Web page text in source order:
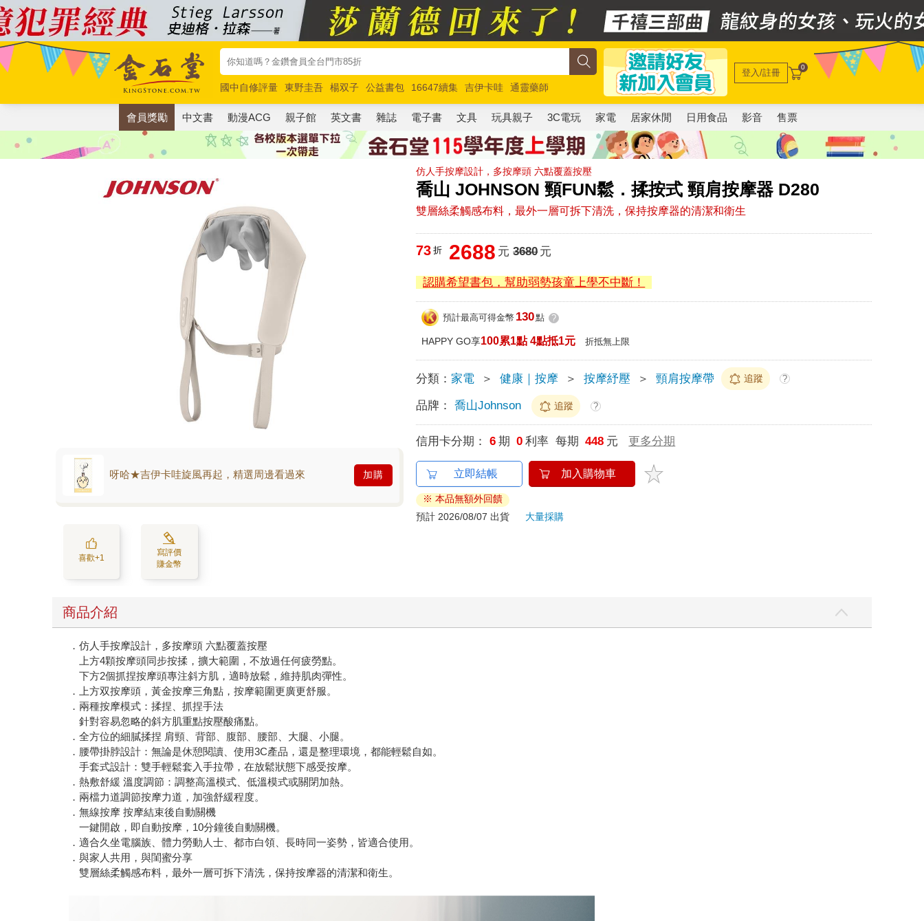
國中自修評量 東野圭吾 楊双子 公益書包 16647續集 吉伊卡哇
通靈藥師
唯紅花綻放
奧德賽 路邊攤新作 馬斯克 玩具總動員5 超慢跑
登入/註冊 0
會員獎勵 中文書 動漫ACG 親子館 英文書 雜誌 電子書 文具 玩具親子 3C電玩 家電 居家休閒 日用食品 影音 售票
仿人手按摩設計，多按摩頭 六點覆蓋按壓
喬山 JOHNSON 頸FUN鬆．揉按式 頸肩按摩器 D280
雙層絲柔觸感布料，最外一層可拆下清洗，保持按摩器的清潔和衛生
呀哈★吉伊卡哇旋風再起，精選周邊看過來 加購
喜歡+1
寫評價
賺金幣
73 折 2688 元 3680元
認購希望書包，幫助弱勢孩童上學不中斷！
預計最高可得金幣 130點 ?
HAPPY GO享100累1點 4點抵1元 折抵無上限
分類： 家電 ＞ 健康｜按摩 ＞ 按摩紓壓 ＞ 頸肩按摩帶 追蹤 ?
品牌： 喬山Johnson 追蹤 ?
信用卡分期： 6 期 0 利率 每期 448 元 更多分期
立即結帳 加入購物車
※ 本品無額外回饋
預計 2026/08/07 出貨
大量採購
商品介紹
．仿人手按摩設計，多按摩頭 六點覆蓋按壓
上方4顆按摩頭同步按揉，擴大範圍，不放過任何疲勞點。
下方2個抓捏按摩頭專注斜方肌，適時放鬆，維持肌肉彈性。
．上方双按摩頭，黃金按摩三角點，按摩範圍更廣更舒服。
．兩種按摩模式：揉捏、抓捏手法
針對容易忽略的斜方肌重點按壓酸痛點。
．全方位的細膩揉捏 肩頸、背部、腹部、腰部、大腿、小腿。
．腰帶掛脖設計：無論是休憩閱讀、使用3C產品，還是整理環境，都能輕鬆自如。
手套式設計：雙手輕鬆套入手拉帶，在放鬆狀態下感受按摩。
．熱敷舒緩 溫度調節：調整高溫模式、低溫模式或關閉加熱。
．兩檔力道調節按摩力道，加強舒緩程度。
．無線按摩 按摩結束後自動關機
一鍵開啟，即自動按摩，10分鐘後自動關機。
．適合久坐電腦族、體力勞動人士、都市白領、長時同一姿勢，皆適合使用。
．與家人共用，與閨蜜分享
雙層絲柔觸感布料，最外一層可拆下清洗，保持按摩器的清潔和衛生。